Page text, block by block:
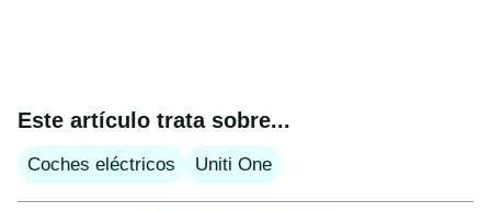
Este artículo trata sobre...
Coches eléctricos Uniti One